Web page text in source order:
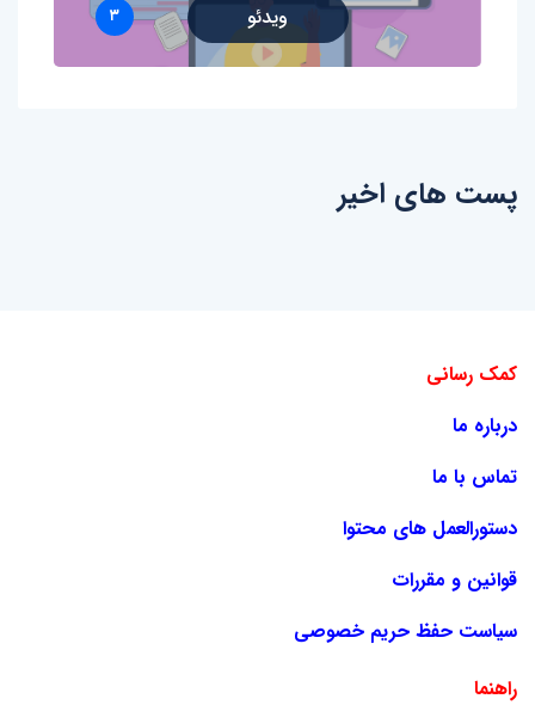
ویدئو ۳
پست های اخیر
کمک رسانی
درباره ما
تماس با ما
دستورالعمل های محتوا
قوانین و مقررات
سیاست حفظ حریم خصوصی
راهنما